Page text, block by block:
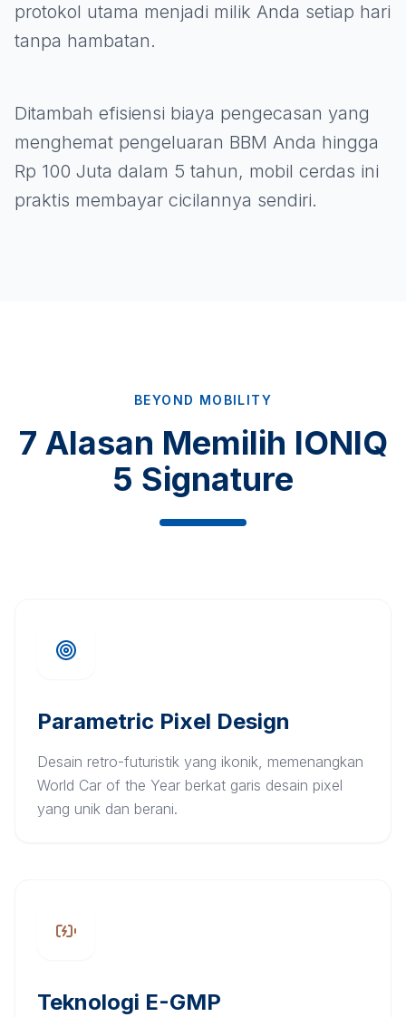
protokol utama menjadi milik Anda setiap hari
tanpa hambatan.
Ditambah efisiensi biaya pengecasan yang
menghemat pengeluaran BBM Anda hingga
Rp 100 Juta dalam 5 tahun, mobil cerdas ini
praktis membayar cicilannya sendiri.
BEYOND MOBILITY
7 Alasan Memilih IONIQ
5 Signature
Parametric Pixel Design
Desain retro-futuristik yang ikonik, memenangkan
World Car of the Year berkat garis desain pixel
yang unik dan berani.
Teknologi E-GMP